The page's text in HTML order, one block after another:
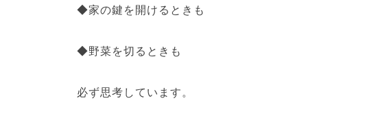
◆家の鍵を開けるときも
◆野菜を切るときも
必ず思考しています。